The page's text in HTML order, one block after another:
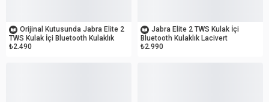
Orijinal Kutusunda Jabra Elite 2
TWS Kulak İçi Bluetooth Kulaklık
₺2.490
Jabra Elite 2 TWS Kulak İçi
Bluetooth Kulaklık Lacivert
₺2.990